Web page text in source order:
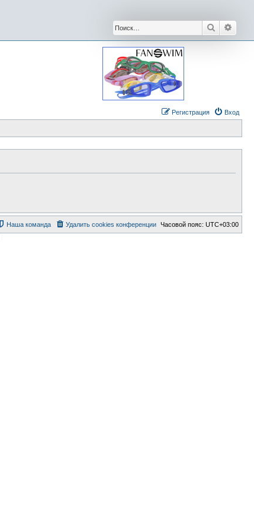
Поиск
Вход
Регистрация
Часовой пояс: UTC+03:00
Удалить cookies конференции
Наша команда